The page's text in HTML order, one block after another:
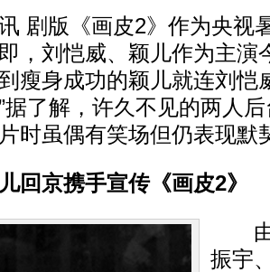
版《画皮2》作为央视
，刘恺威、颖儿作为主演
瘦身成功的颖儿就连刘恺
据了解，许久不见的两人
时虽偶有笑场但仍表现默
京携手宣传《画皮2》
由
振宇